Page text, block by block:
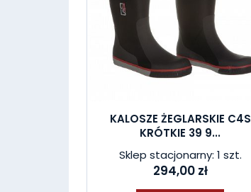
KALOSZE ŻEGLARSKIE C4S
KRÓTKIE 39 9...
Sklep stacjonarny: 1 szt.
294,00 zł